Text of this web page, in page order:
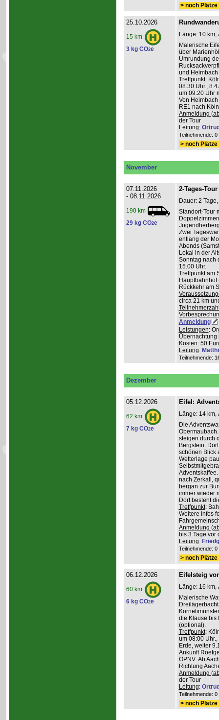
> noch
25.10.2026
15 km
3 kg CO2e
Länge: 10 km,
Malerische
über
Umrundung
und
Treffpunkt:
08:30 Uhr.,
um 09.20 Uhr
Von
RE1 nach
Anmeldung
der Tour
Leitung:
Teilnehmende:
> noch
November
07.11.2026
- 08.11.2026
190 km
29 kg CO2e
2-Tages-
Dauer: 2
Standort-Tour
Zwei
entlang der
Abends
Lokal in der
Sonntag nach
15.00 Uhr.
Treffpunkt am
Hauptbahnhof
Rückkehr am
circa 21 km
Anmeldung
Leistungen:
Übernachtung
Kosten: 50
Leitung:
Teilnehmende:
Dezember
05.12.2026
62 km
7 kg CO2e
Eifel:
Länge: 14 km,
Die
steigen durch
Bergstein.
schönen Blick
Wetterlage
nach Zerkall,
bergan zur
immer wieder
Dort besteht
Treffpunkt:
Weitere Infos
Anmeldung
bis 3 Tage vor
Leitung:
Teilnehmende:
> noch
06.12.2026
60 km
6 kg CO2e
Eifelsteig
Länge: 16 km,
Malerische
die Klause bis
(optional).
Treffpunkt:
um 08:00
Erde, weiter
Ankunft
ÖPNV: Ab
Richtung
Anmeldung
der Tour
Leitung:
Teilnehmende:
> noch